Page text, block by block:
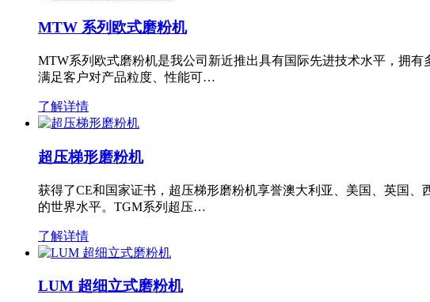
MTW 系列欧式磨粉机
MTW系列欧式磨粉机是我公司新近推出具有国际先进技术水平，拥
满足客户对产品粒度、性能可…
了解详情
超压梯形磨粉机
获得了CE和国家证书，超压梯形磨粉机享誉澳大利亚、美国、英国
的世界水平。TGM系列超压…
了解详情
LUM 超细立式磨粉机